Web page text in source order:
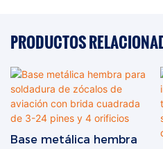
PRODUCTOS
Base metálica hembra